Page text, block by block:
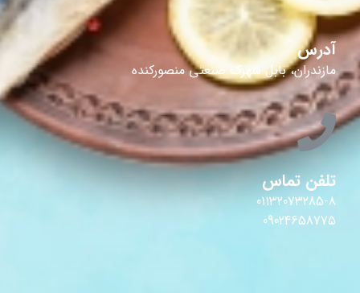
آدرس
مازندران، بابل شهرک صنعتی منصورکنده
تلفن تماس
01132073285-8
09024658775